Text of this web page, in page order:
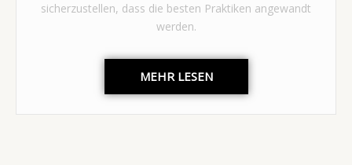
sicherzustellen, dass die besten Praktiken angewandt
werden.
MEHR LESEN